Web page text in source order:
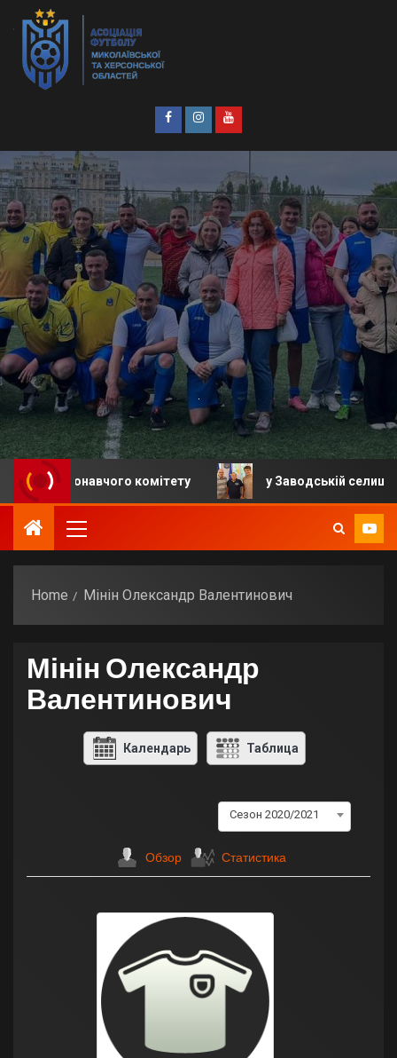
виконавчого комітету у Заводській селищній
Home Мінін Олександр Валентинович
Мінін Олександр
Валентинович
Календарь Таблица
Сезон 2020/2021
Обзор Статистика